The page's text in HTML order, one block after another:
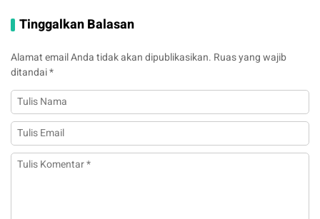
Tinggalkan Balasan
Alamat email Anda tidak akan dipublikasikan. Ruas yang wajib
ditandai*